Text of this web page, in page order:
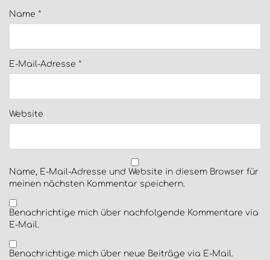
Name *
E-Mail-Adresse *
Website
Name, E-Mail-Adresse und Website in diesem Browser für
meinen nächsten Kommentar speichern.
Benachrichtige mich über nachfolgende Kommentare via
E-Mail.
Benachrichtige mich über neue Beiträge via E-Mail.